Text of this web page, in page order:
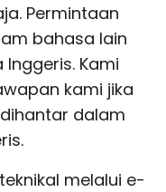
Permintaan
bahasa lain
Kami
kami jika
dalam
melalui e-